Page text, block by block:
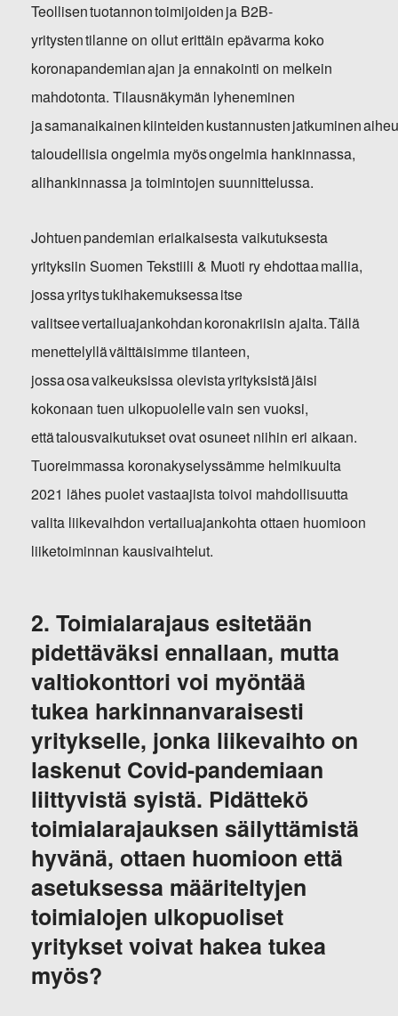
Teollisen tuotannon toimijoiden ja B2B-
yritysten tilanne on ollut erittäin epävarma koko
koronapandemian ajan ja ennakointi on melkein
mahdotonta. Tilausnäkymän lyheneminen
ja samanaikainen kiinteiden kustannusten jatkuminen
taloudellisia ongelmia myös ongelmia hankinnassa,
alihankinnassa ja toimintojen suunnittelussa.
Johtuen pandemian eriaikaisesta vaikutuksesta
yrityksiin Suomen Tekstiili & Muoti ry ehdottaa mallia,
jossa yritys tukihakemuksessa itse
valitsee vertailuajankohdan koronakriisin ajalta. Tällä
menettelyllä välttäisimme tilanteen,
jossa osa vaikeuksissa olevista yrityksistä jäisi
kokonaan tuen ulkopuolelle vain sen vuoksi,
että talousvaikutukset ovat osuneet niihin eri aikaan.
Tuoreimmassa koronakyselyssämme helmikuulta
2021 lähes puolet vastaajista toivoi mahdollisuutta
valita liikevaihdon vertailuajankohta ottaen huomioon
liiketoiminnan kausivaihtelut.
2. Toimialarajaus esitetään
pidettäväksi ennallaan, mutta
valtiokonttori voi myöntää
tukea harkinnanvaraisesti
yritykselle, jonka liikevaihto on
laskenut Covid-pandemiaan
liittyvistä syistä. Pidättekö
toimialarajauksen säilyttämistä
hyvänä, ottaen huomioon että
asetuksessa määriteltyjen
toimialojen ulkopuoliset
yritykset voivat hakea tukea
myös?